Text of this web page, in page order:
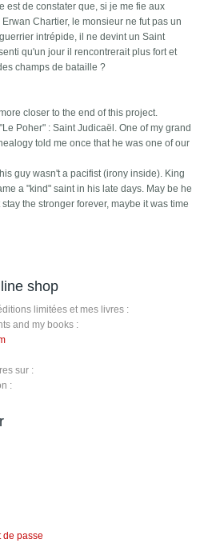
est de constater que, si je me fie aux
Chartier, le monsieur ne fut pas un
intrépide, il ne devint un Saint
qu'un jour il rencontrerait plus fort et
champs de bataille ?
closer to the end of this project.
Poher" : Saint Judicaël. One of my grand
told me once that he was one of our
guy wasn't a pacifist (irony inside). King
a "kind" saint in his late days. May be he
the stronger forever, maybe it was time
shop
limitées et mes livres :
and my books :
sur :
:
de passe